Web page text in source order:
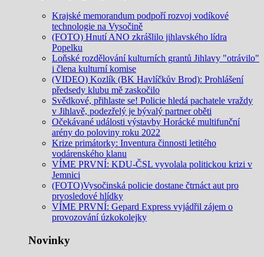
Krajské memorandum podpoří rozvoj vodíkové
technologie na Vysočině
(FOTO) Hnutí ANO zkrášlilo jihlavského lídra
Popelku
Loňské rozdělování kulturních grantů Jihlavy "otrávilo"
i člena kulturní komise
(VIDEO) Kozlík (BK Havlíčkův Brod): Prohlášení
předsedy klubu mě zaskočilo
Svědkové, přihlaste se! Policie hledá pachatele vraždy
v Jihlavě, podezřelý je bývalý partner oběti
Očekávané události výstavby Horácké multifunční
arény do poloviny roku 2022
Krize primátorky: Inventura činnosti letitého
vodárenského klanu
VÍME PRVNÍ: KDU-ČSL vyvolala politickou krizi v
Jemnici
(FOTO)Vysočinská policie dostane čtrnáct aut pro
prvosledové hlídky
VÍME PRVNÍ: Gepard Express vyjádřil zájem o
provozování úzkokolejky
Novinky